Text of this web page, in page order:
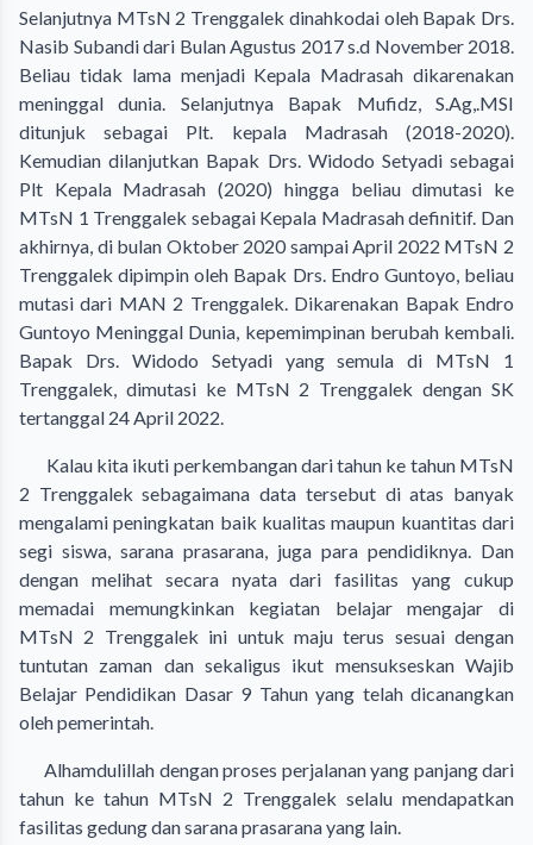
Selanjutnya MTsN 2 Trenggalek dinahkodai oleh Bapak Drs.
Nasib Subandi dari Bulan Agustus 2017 s.d November 2018.
Beliau tidak lama menjadi Kepala Madrasah dikarenakan
meninggal dunia. Selanjutnya Bapak Mufidz, S.Ag,.MSI
ditunjuk sebagai Plt. kepala Madrasah (2018-2020).
Kemudian dilanjutkan Bapak Drs. Widodo Setyadi sebagai
Plt Kepala Madrasah (2020) hingga beliau dimutasi ke
MTsN 1 Trenggalek sebagai Kepala Madrasah definitif. Dan
akhirnya, di bulan Oktober 2020 sampai April 2022 MTsN 2
Trenggalek dipimpin oleh Bapak Drs. Endro Guntoyo, beliau
mutasi dari MAN 2 Trenggalek. Dikarenakan Bapak Endro
Guntoyo Meninggal Dunia, kepemimpinan berubah kembali.
Bapak Drs. Widodo Setyadi yang semula di MTsN 1
Trenggalek, dimutasi ke MTsN 2 Trenggalek dengan SK
tertanggal 24 April 2022.
Kalau kita ikuti perkembangan dari tahun ke tahun MTsN
2 Trenggalek sebagaimana data tersebut di atas banyak
mengalami peningkatan baik kualitas maupun kuantitas dari
segi siswa, sarana prasarana, juga para pendidiknya. Dan
dengan melihat secara nyata dari fasilitas yang cukup
memadai memungkinkan kegiatan belajar mengajar di
MTsN 2 Trenggalek ini untuk maju terus sesuai dengan
tuntutan zaman dan sekaligus ikut mensukseskan Wajib
Belajar Pendidikan Dasar 9 Tahun yang telah dicanangkan
oleh pemerintah.
Alhamdulillah dengan proses perjalanan yang panjang dari
tahun ke tahun MTsN 2 Trenggalek selalu mendapatkan
fasilitas gedung dan sarana prasarana yang lain.